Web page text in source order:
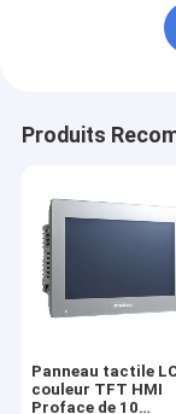
Produits
Panneau tactile
couleur TFT HMI
Proface de 10